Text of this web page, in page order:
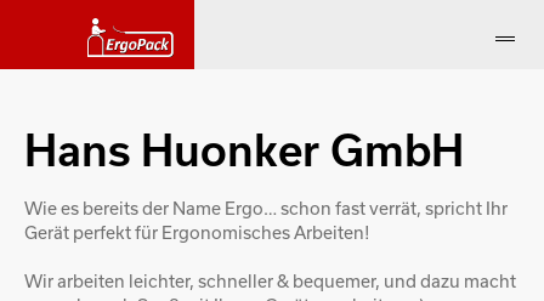
Hans Huonker GmbH
Wie es bereits der Name Ergo… schon fast verrät, spricht Ihr
Gerät perfekt für Ergonomisches Arbeiten!
Wir arbeiten leichter, schneller & bequemer, und dazu macht